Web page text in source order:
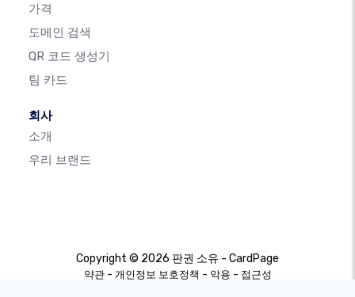
가격
도메인 검색
QR 코드 생성기
팀 카드
회사
소개
우리 브랜드
Copyright © 2026 판권 소유 - CardPage
약관- 개인정보 보호정책 - 악용 - 접근성